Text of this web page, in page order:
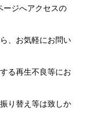
ージへアクセスの
、お気軽にお問い
る再生不良等にお
り替え等は致しか